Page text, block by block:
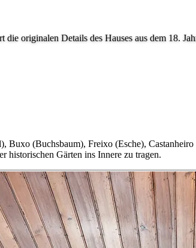
originalen Details des Hauses aus dem 18.
(Buchsbaum), Freixo (Esche),
Gärten ins Innere zu tragen.